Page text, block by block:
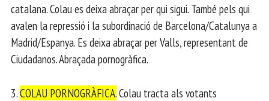
catalana. Colau es deixa abraçar per qui sigui. També pels qui
avalen la repressió i la subordinació de Barcelona/Catalunya a
Madrid/Espanya. Es deixa abraçar per Valls, representant de
Ciudadanos. Abraçada pornogràfica.
3.COLAU PORNOGRÀFICA.Colau tracta als votants